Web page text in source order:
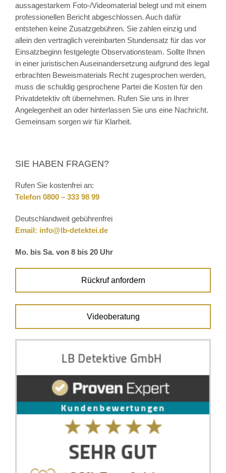
aussagestarkem Foto-/Videomaterial belegt und mit einem
professionellen Bericht abgeschlossen. Auch dafür
entstehen keine Zusatzgebühren. Sie zahlen einzig und
allein den vertraglich vereinbarten Stundensatz für das vor
Einsatzbeginn festgelegte Observationsteam. Sollte Ihnen
in einer juristischen Auseinandersetzung aufgrund des legal
erbrachten Beweismaterials Recht zugesprochen werden,
muss die schuldig gesprochene Partei die Kosten für den
Privatdetektiv oft übernehmen. Rufen Sie uns in Ihrer
Angelegenheit an oder hinterlassen Sie uns eine Nachricht.
Gemeinsam sorgen wir für Klarheit.
SIE HABEN FRAGEN?
Rufen Sie kostenfrei an:
Telefon 0800 – 333 98 99
Deutschlandweit gebührenfrei
Email: info@lb-detektei.de
Mo. bis Sa. von 8 bis 20 Uhr
Rückruf anfordern
Videoberatung